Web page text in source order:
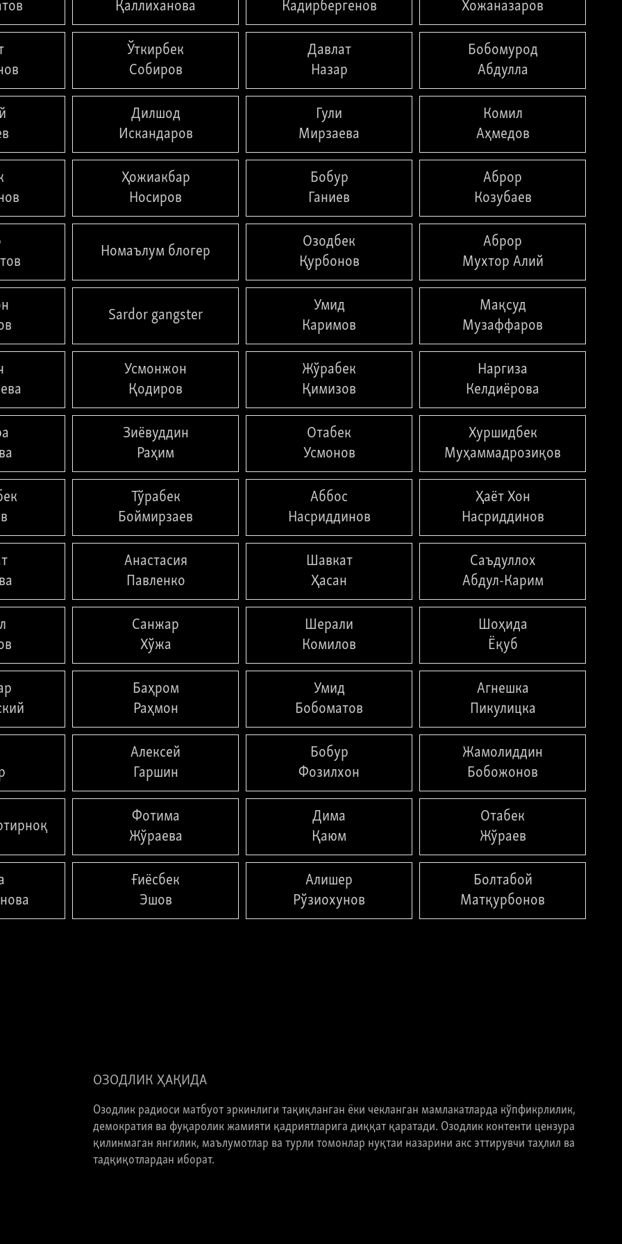
Қаллиханова Кадирбергенов Хожаназаров
Ўткирбек
Собиров
Давлат
Назар
Бобомурод
Абдулла
Дилшод
Искандаров
Гули
Мирзаева
Комил
Аҳмедов
Ҳожиакбар
Носиров
Бобур
Ганиев
Аброр
Козубаев
Номаълум блогер
Озодбек
Қурбонов
Аброр
Мухтор Алий
Sardor gangster
Умид
Каримов
Мақсуд
Музаффаров
Усмонжон
Қодиров
Жўрабек
Қимизов
Наргиза
Келдиёрова
Зиёвуддин
Раҳим
Отабек
Усмонов
Хуршидбек
Муҳаммадрозиқов
Тўрабек
Боймирзаев
Аббос
Насриддинов
Ҳаёт Хон
Насриддинов
Анастасия
Павленко
Шавкат
Ҳасан
Саъдуллох
Абдул-Карим
Санжар
Хўжа
Шерали
Комилов
Шоҳида
Ёқуб
Баҳром
Раҳмон
Умид
Бобоматов
Агнешка
Пикулицка
Алексей
Гаршин
Бобур
Фозилхон
Жамолиддин
Бобожонов
Фотима
Жўраева
Дима
Қаюм
Отабек
Жўраев
Ғиёсбек
Эшов
Алишер
Рўзиохунов
Болтабой
Матқурбонов
ОЗОДЛИК ҲАҚИДА
Озодлик радиоси матбуот эркинлиги тақиқланган ёки чекланган мамлакатларда кўпфикрлилик,
демократия ва фуқаролик жамияти қадриятларига диққат қаратади. Озодлик контенти цензура
қилинмаган янгилик, маълумотлар ва турли томонлар нуқтаи назарини акс эттирувчи таҳлил ва
тадқиқотлардан иборат.